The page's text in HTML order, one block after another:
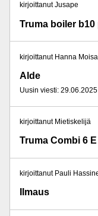
kirjoittanut Jusape
Truma boiler
kirjoittanut Hanna
Alde
Uusin viesti:
kirjoittanut Mietiskelijä
Truma Combi 6
kirjoittanut Pauli
Ilmaus